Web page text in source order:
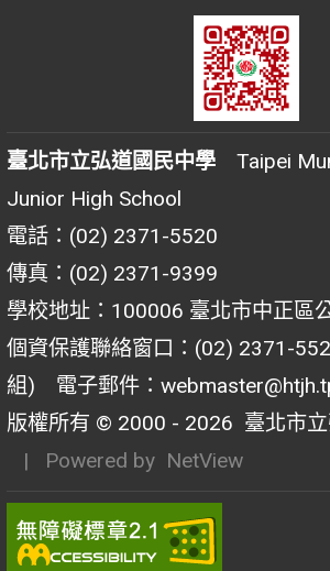
臺北市立弘道國民中學 Taipei
Junior High School
電話：(02) 2371-5520
傳真：(02) 2371-9399
學校地址：100006 臺北市中正區
個資保護聯絡窗口：(02) 2371-
組) 電子郵件：
版權所有 © 2000 - 2026 臺北市
| Powered by NetView